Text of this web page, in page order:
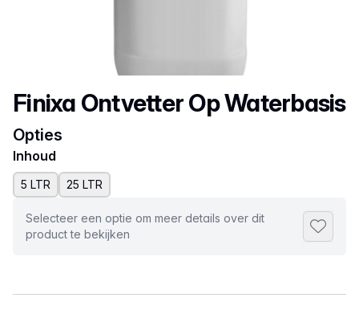
Productnaam
Finixa Ontvetter Op Waterbasis
Opties
Inhoud
5 LTR 25 LTR
Selecteer een optie om meer details over dit
product te bekijken